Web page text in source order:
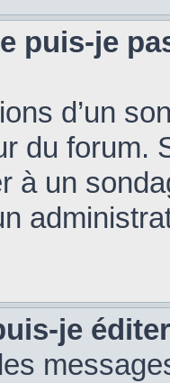
puis-je
d’un
du forum.
à un
je